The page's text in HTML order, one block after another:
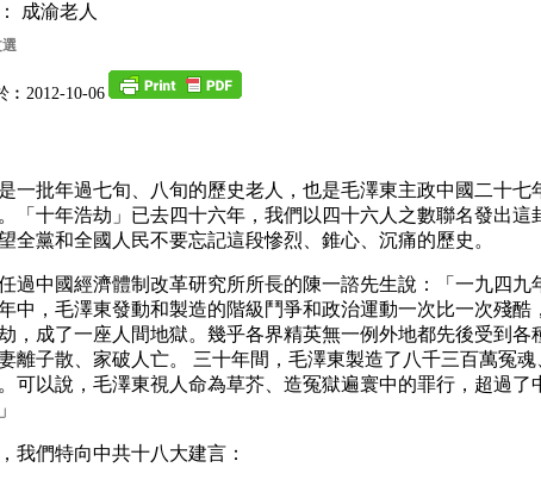
成渝老人
︰2012-10-06
一批年過七旬、八旬的歷史老人，也是毛澤東主政中國二十七
「十年浩劫」已去四十六年，我們以四十六人之數聯名發出這
全黨和全國人民不要忘記這段慘烈、錐心、沉痛的歷史。
過中國經濟體制改革研究所所長的陳一諮先生說：「一九四九
中，毛澤東發動和製造的階級鬥爭和政治運動一次比一次殘酷
，成了一座人間地獄。幾乎各界精英無一例外地都先後受到各
離子散、家破人亡。 三十年間，毛澤東製造了八千三百萬冤
可以說，毛澤東視人命為草芥、造冤獄遍寰中的罪行，超過了
我們特向中共十八大建言：